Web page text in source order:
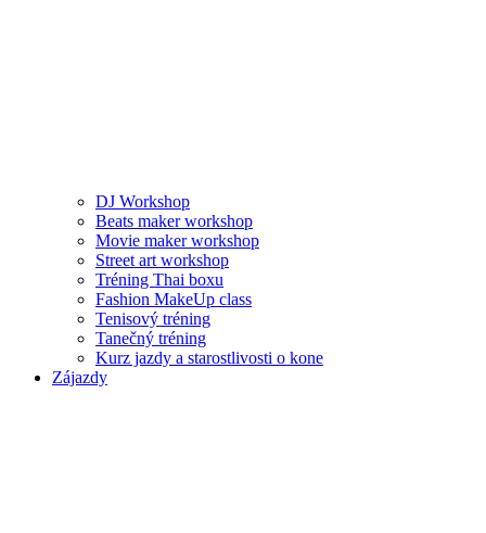
DJ Workshop
Beats maker workshop
Movie maker workshop
Street art workshop
Tréning Thai boxu
Fashion MakeUp class
Tenisový tréning
Tanečný tréning
Kurz jazdy a starostlivosti o kone
Zájazdy